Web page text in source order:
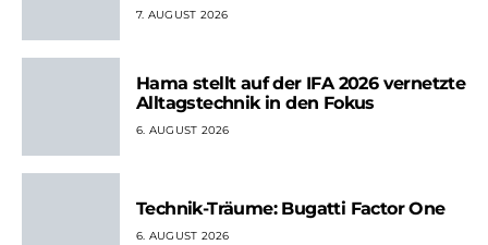
7. AUGUST 2026
Hama stellt auf der IFA 2026 vernetzte
Alltagstechnik in den Fokus
6. AUGUST 2026
Technik-Träume: Bugatti Factor One
6. AUGUST 2026